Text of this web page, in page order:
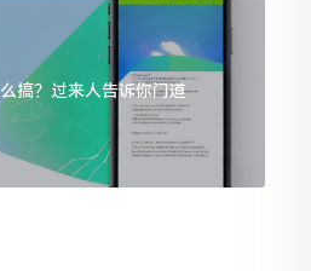
搞？过来人告诉你门道